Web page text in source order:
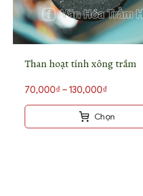
Than hoạt tính xông trầm
70,000₫ – 130,000₫Khoảng
giá:
từ
70,000₫
Chọn